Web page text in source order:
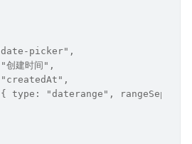
picker",
建时间",
type: "daterange",